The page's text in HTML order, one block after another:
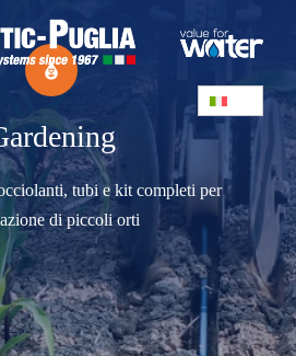
tubi e kit completi per
di piccoli orti